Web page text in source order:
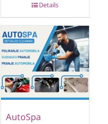
Details
AutoSpa